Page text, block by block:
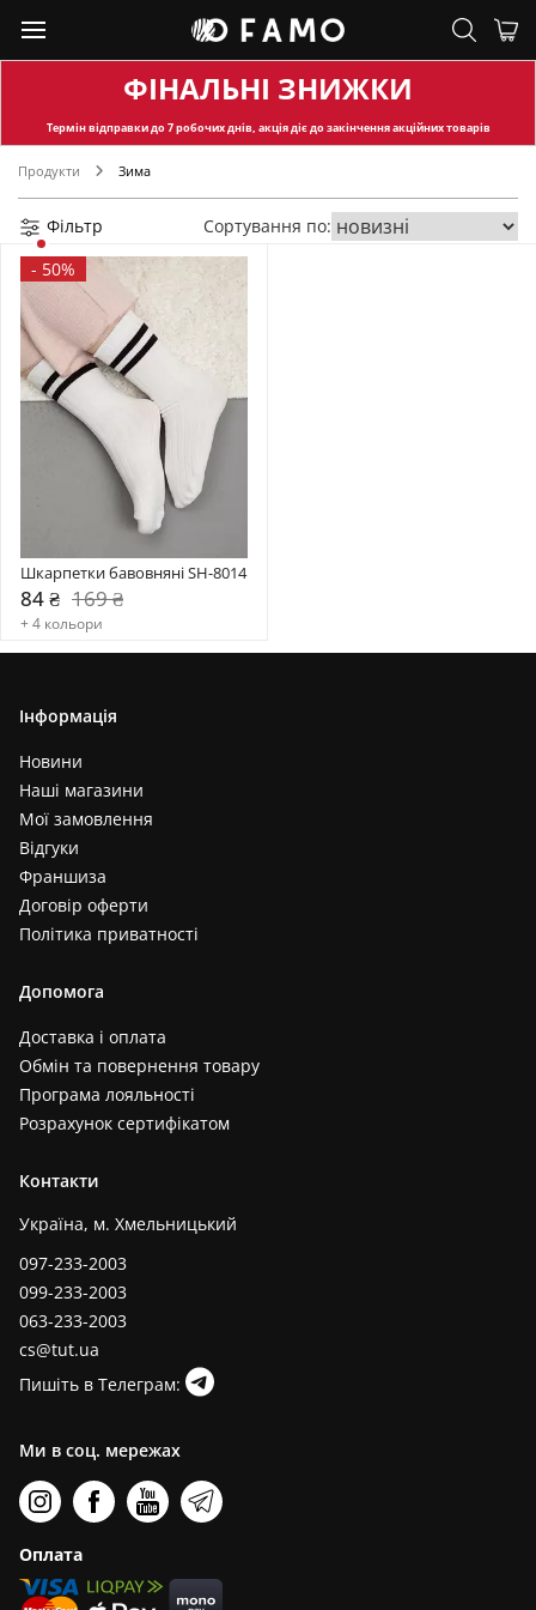
ФІНАЛЬНІ ЗНИЖКИ
Термін відправкидо 7 робочих днів, акція діє до закінчення акційних товарів
Продукти Зима
Фільтр
Сортування по:
- 50%
Шкарпетки бавовняні SH-8014
84 ₴ 169 ₴
+ 4 кольори
Інформація
Новини
Наші магазини
Мої замовлення
Відгуки
Франшиза
Договір оферти
Політика приватності
Допомога
Доставка і оплата
Обмін та повернення товару
Програма лояльності
Розрахунок сертифікатом
Контакти
Україна, м. Хмельницький
097-233-2003
099-233-2003
063-233-2003
cs@tut.ua
Пишіть в Телеграм:
Ми в соц. мережах
Оплата